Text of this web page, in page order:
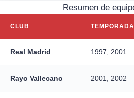
Resumen de
CLUB
Real Madrid 1997, 2001
Rayo Vallecano 2001, 2002